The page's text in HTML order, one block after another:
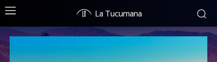
La Tucumana